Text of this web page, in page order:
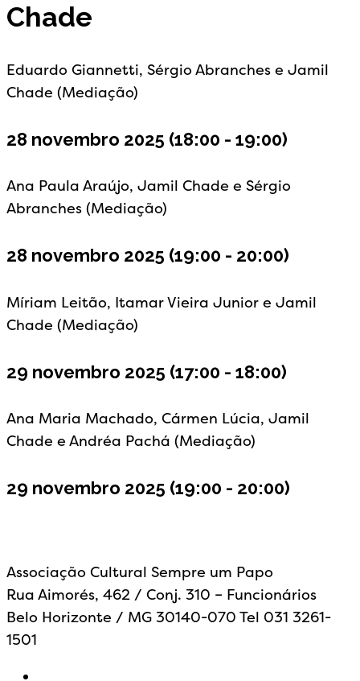
Chade
Eduardo Giannetti, Sérgio Abranches e Jamil
Chade (Mediação)
28 novembro 2025 (18:00 - 19:00)
Ana Paula Araújo, Jamil Chade e Sérgio
Abranches (Mediação)
28 novembro 2025 (19:00 - 20:00)
Míriam Leitão, Itamar Vieira Junior e Jamil
Chade (Mediação)
29 novembro 2025 (17:00 - 18:00)
Ana Maria Machado, Cármen Lúcia, Jamil
Chade e Andréa Pachá (Mediação)
29 novembro 2025 (19:00 - 20:00)
Associação Cultural Sempre um Papo
Rua Aimorés, 462 / Conj. 310 – Funcionários
Belo Horizonte / MG 30140-070 Tel 031 3261-
1501